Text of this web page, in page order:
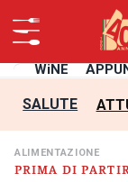
WiNE
SALUTE
PRIMA DI
ALIMENTAZIONE